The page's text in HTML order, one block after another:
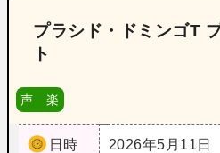
プラシド・ドミンゴT
ト
声 楽
日時
2026年5月11日